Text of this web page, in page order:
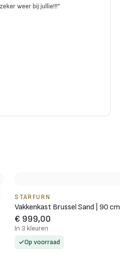
weer bij jullie!!!”
STARFURN
Vakkenkast Brussel Sand | 90 cm
€ 999,00
In 3 kleuren
Op voorraad